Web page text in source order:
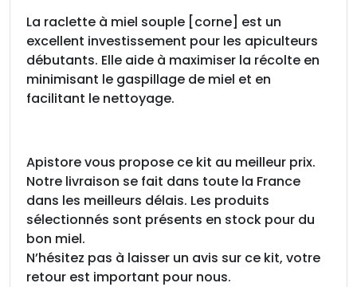
La raclette à miel souple [corne] est un
excellent investissement pour les apiculteurs
débutants. Elle aide à maximiser la récolte en
minimisant le gaspillage de miel et en
facilitant le nettoyage.
Apistore vous propose ce kit au meilleur prix.
Notre livraison se fait dans toute la France
dans les meilleurs délais. Les produits
sélectionnés sont présents en stock pour du
bon miel.
N’hésitez pas à laisser un avis sur ce kit, votre
retour est important pour nous.